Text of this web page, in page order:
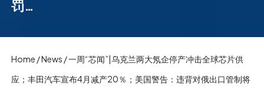
罚…
Home /News /一周“芯闻”|乌克兰两大氖企停产冲击全球芯片供
应；丰田汽车宣布4月减产20％；美国警告：违背对俄出口管制将